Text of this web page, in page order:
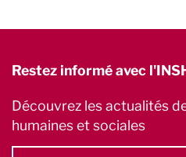
Restez informé avec
Découvrez les actualités
humaines et sociales